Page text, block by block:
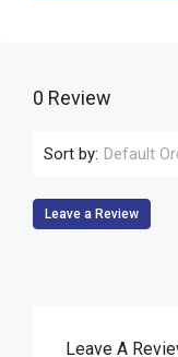
0 Review
Sort by: Default
Leave a Review
Leave A